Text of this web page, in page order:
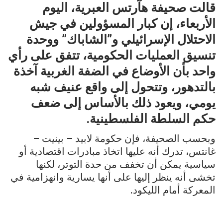
قالت صحيفة هآرتس العبرية، اليوم
الأربعاء، إن كبار المسؤولين في جيش
الاحتلال الإسرائيلي و”الشاباك” ووحدة
تنسيق العمليات الحكومية، تتفق على رأي
واحد بأن الأوضاع في الضفة الغربية آخذة
بالتدهور، وتتحول إلى واقع عنيف شبه
يومي، ويعود ذلك بالأساس إلى ضعف
حكم السلطة الفلسطينية.
وبحسب الصحيفة، فإن حكومة لابيد – بينيت –
غانتس، تدرك أنه عليها اتخاذ مبادرات اقتصادية أو
سياسية يمكن أن تخفف من حدة التوتر، لكنها
تخشى أنه ينظر إليها على أنها يسارية وانهزامية في
المعركة أمام الليكود.